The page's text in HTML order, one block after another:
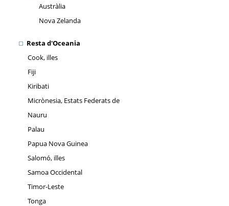
Austràlia
Nova Zelanda
Resta d'Oceania
Cook, illes
Fiji
Kiribati
Micrònesia, Estats Federats de
Nauru
Palau
Papua Nova Guinea
Salomó, illes
Samoa Occidental
Timor-Leste
Tonga